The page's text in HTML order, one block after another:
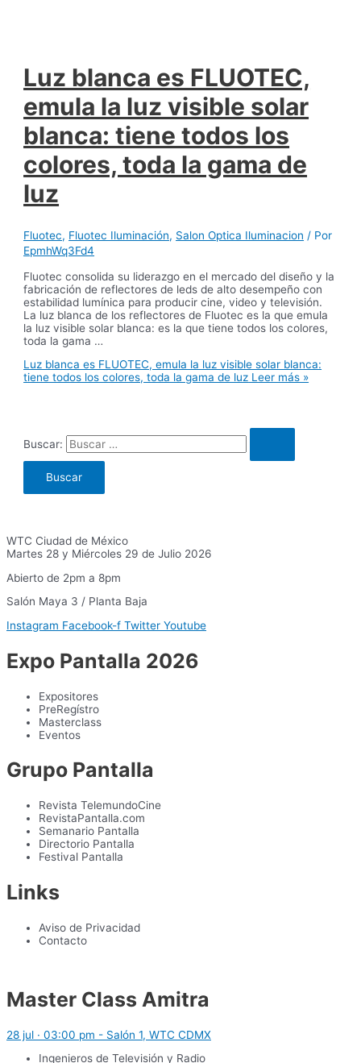
Luz blanca es FLUOTEC,
emula la luz visible solar
blanca: tiene todos los
colores, toda la gama de
luz
Fluotec, Fluotec Iluminación, Salon Optica Iluminacion / Por
EpmhWq3Fd4
Fluotec consolida su liderazgo en el mercado del diseño y la
fabricación de reflectores de leds de alto desempeño con
estabilidad lumínica para producir cine, video y televisión.
La luz blanca de los reflectores de Fluotec es la que emula
la luz visible solar blanca: es la que tiene todos los colores,
toda la gama …
Luz blanca es FLUOTEC, emula la luz visible solar blanca:
tiene todos los colores, toda la gama de luz Leer más »
Buscar:
WTC Ciudad de México
Martes 28 y Miércoles 29 de Julio 2026
Abierto de 2pm a 8pm
Salón Maya 3 / Planta Baja
Instagram Facebook-f Twitter Youtube
Expo Pantalla 2026
Expositores
PreRegístro
Masterclass
Eventos
Grupo Pantalla
Revista TelemundoCine
RevistaPantalla.com
Semanario Pantalla
Directorio Pantalla
Festival Pantalla
Links
Aviso de Privacidad
Contacto
Master Class Amitra
28 jul · 03:00 pm - Salón 1, WTC CDMX
Ingenieros de Televisión y Radio